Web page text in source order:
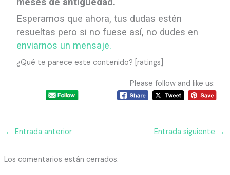
Esperamos que ahora, tus dudas estén
resueltas pero si no fuese así, no dudes en
enviarnos un mensaje.
¿Qué te parece este contenido? [ratings]
Please follow and like us:
← Entrada anterior Entrada siguiente →
Los comentarios están cerrados.